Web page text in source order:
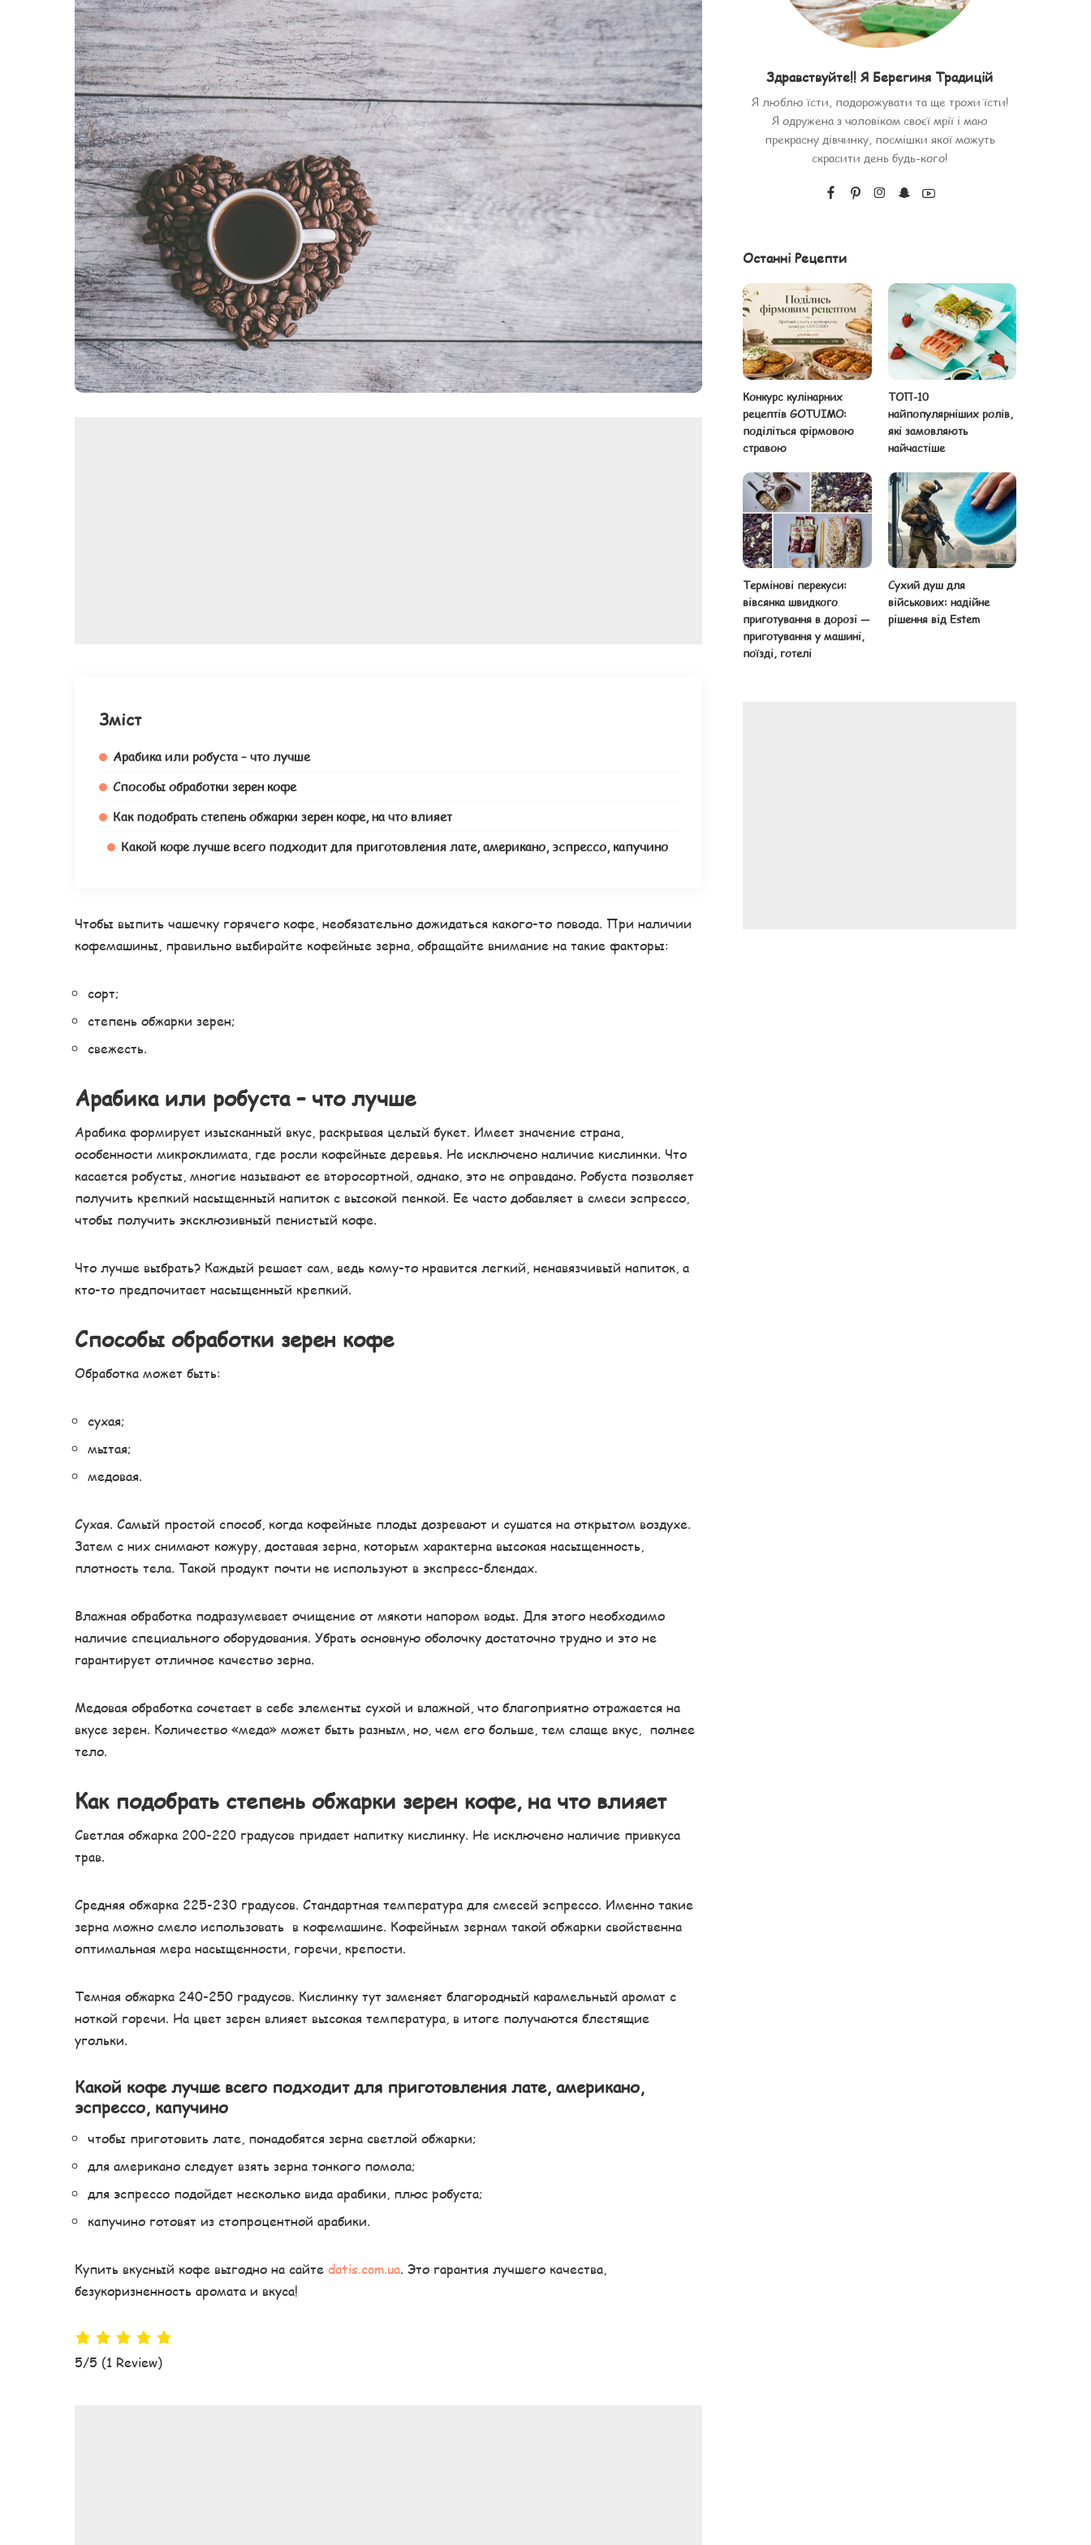
Картопля з м’ясом
Мясо по-французьки
Шинка
Рецепти із фаршу
Зміст
Арабика или робуста – что лучше
Способы обработки зерен кофе
Как подобрать степень обжарки зерен кофе, на что влияет
Какой кофе лучше всего подходит для приготовления лате, американо, эспрессо, капучино
Чтобы выпить чашечку горячего кофе, необязательно дожидаться какого-то повода. При наличии
кофемашины, правильно выбирайте кофейные зерна, обращайте внимание на такие факторы:
сорт;
степень обжарки зерен;
свежесть.
Арабика или робуста – что лучше
Арабика формирует изысканный вкус, раскрывая целый букет. Имеет значение страна,
особенности микроклимата, где росли кофейные деревья. Не исключено наличие кислинки. Что
касается робусты, многие называют ее второсортной, однако, это не оправдано. Робуста позволяет
получить крепкий насыщенный напиток с высокой пенкой. Ее часто добавляет в смеси эспрессо,
чтобы получить эксклюзивный пенистый кофе.
Что лучше выбрать? Каждый решает сам, ведь кому-то нравится легкий, ненавязчивый напиток, а
кто-то предпочитает насыщенный крепкий.
Способы обработки зерен кофе
Обработка может быть:
сухая;
мытая;
медовая.
Сухая. Самый простой способ, когда кофейные плоды дозревают и сушатся на открытом воздухе.
Затем с них снимают кожуру, доставая зерна, которым характерна высокая насыщенность,
плотность тела. Такой продукт почти не используют в экспресс-блендах.
Влажная обработка подразумевает очищение от мякоти напором воды. Для этого необходимо
наличие специального оборудования. Убрать основную оболочку достаточно трудно и это не
гарантирует отличное качество зерна.
Медовая обработка сочетает в себе элементы сухой и влажной, что благоприятно отражается на
вкусе зерен. Количество «меда» может быть разным, но, чем его больше, тем слаще вкус, полнее
тело.
Как подобрать степень обжарки зерен кофе, на что влияет
Светлая обжарка 200-220 градусов придает напитку кислинку. Не исключено наличие привкуса
трав.
Средняя обжарка 225-230 градусов. Стандартная температура для смесей эспрессо. Именно такие
зерна можно смело использовать в кофемашине. Кофейным зернам такой обжарки свойственна
оптимальная мера насыщенности, горечи, крепости.
Темная обжарка 240-250 градусов. Кислинку тут заменяет благородный карамельный аромат с
ноткой горечи. На цвет зерен влияет высокая температура, в итоге получаются блестящие
угольки.
Какой кофе лучше всего подходит для приготовления лате, американо,
эспрессо, капучино
чтобы приготовить лате, понадобятся зерна светлой обжарки;
для американо следует взять зерна тонкого помола;
для эспрессо подойдет несколько вида арабики, плюс робуста;
капучино готовят из стопроцентной арабики.
Купить вкусный кофе выгодно на сайте datis.com.ua. Это гарантия лучшего качества,
безукоризненность аромата и вкуса!
5/5 (1 Review)
Здравствуйте!! Я Берегиня Традицій
Я люблю їсти, подорожувати та ще трохи їсти!
Я одружена з чоловіком своєї мрії і маю
прекрасну дівчинку, посмішки якої можуть
скрасити день будь-кого!
Останні Рецепти
Конкурс кулінарних
рецептів GOTUIMO:
поділіться фірмовою
стравою
ТОП-10
найпопулярніших ролів,
які замовляють
найчастіше
Термінові перекуси:
вівсянка швидкого
приготування в дорозі —
приготування у машині,
поїзді, готелі
Сухий душ для
військових: надійне
рішення від Estem